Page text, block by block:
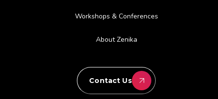
Workshops & Conferences
About Zenika
Contact Us